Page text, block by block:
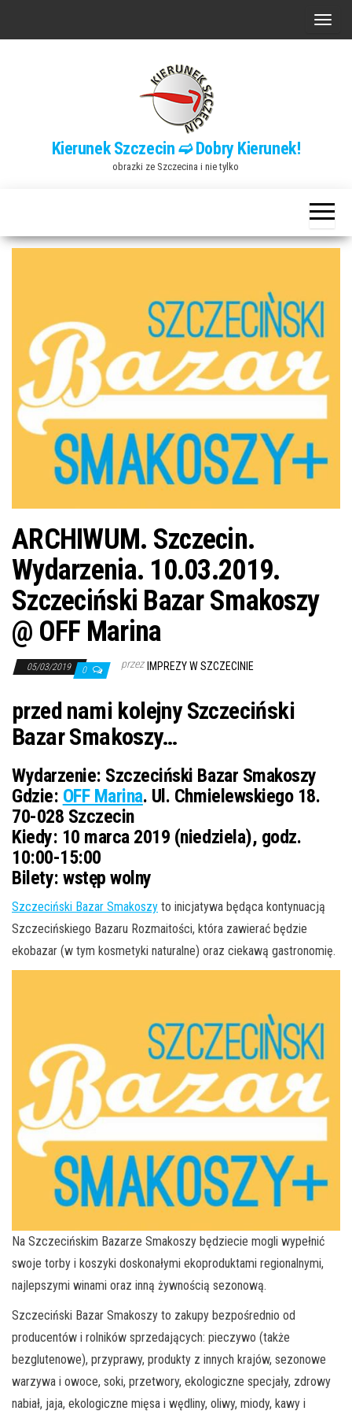
P
n
a
w
a
c
j
ę
Kierunek Szczecin ➫ Dobry Kierunek!
obrazki ze Szczecina i nie tylko
ARCHIWUM. Szczecin.
Wydarzenia. 10.03.2019.
Szczeciński Bazar Smakoszy
@ OFF Marina
05/03/2019 0 przez IMPREZY W SZCZECINIE
przed nami kolejny Szczeciński
Bazar Smakoszy…
Wydarzenie: Szczeciński Bazar Smakoszy
Gdzie: OFF Marina. Ul. Chmielewskiego 18.
70-028 Szczecin
Kiedy: 10 marca 2019 (niedziela), godz.
10:00-15:00
Bilety: wstęp wolny
Szczeciński Bazar Smakoszy to inicjatywa będąca kontynuacją
Szczecińskiego Bazaru Rozmaitości, która zawierać będzie
ekobazar (w tym kosmetyki naturalne) oraz ciekawą gastronomię.
Na Szczecińskim Bazarze Smakoszy będziecie mogli wypełnić
swoje torby i koszyki doskonałymi ekoproduktami regionalnymi,
najlepszymi winami oraz inną żywnością sezonową.
Szczeciński Bazar Smakoszy to zakupy bezpośrednio od
producentów i rolników sprzedających: pieczywo (także
bezglutenowe), przyprawy, produkty z innych krajów, sezonowe
warzywa i owoce, soki, przetwory, ekologiczne specjały, zdrowy
nabiał, jaja, ekologiczne mięsa i wędliny, oliwy, miody, kawy i